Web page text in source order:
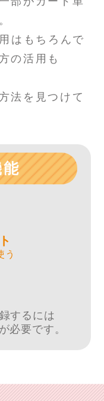
はもちろんで
の活用も
法を見つけて
能
う
するには
必要です。